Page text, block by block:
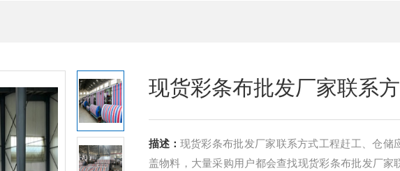
现货彩条布批发厂家联系
描述： 现货彩条布批发厂家联系方式工程赶工、仓储
盖物料，大量采购用户都会查找现货彩条布批发厂家